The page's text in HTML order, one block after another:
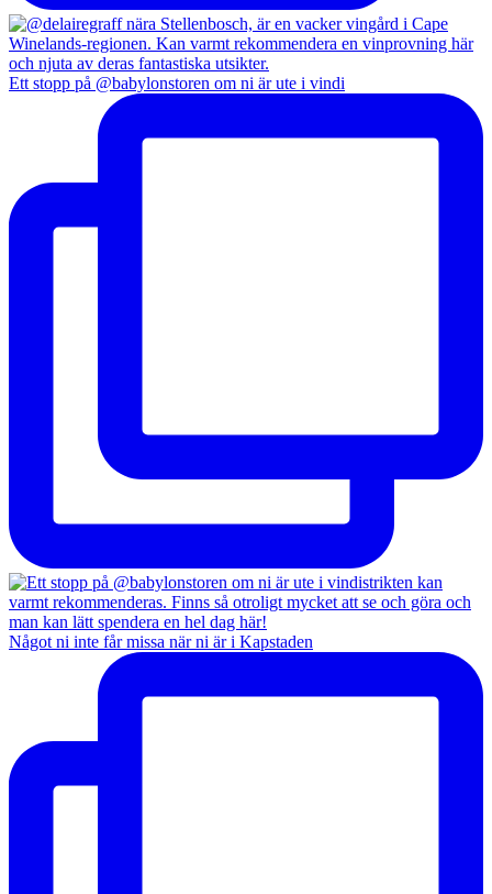
Ett stopp på @babylonstoren om ni är ute i vindi
Något ni inte får missa när ni är i Kapstaden